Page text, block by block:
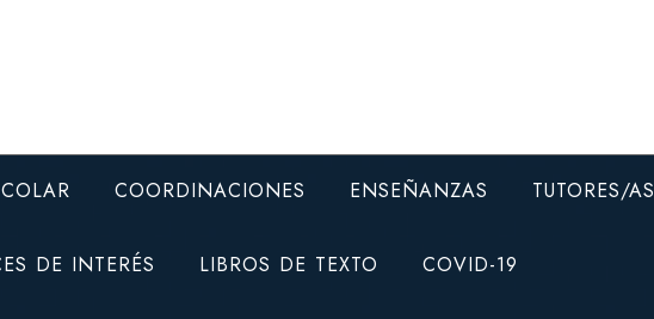
COORDINACIONES ENSEÑANZAS TUTORES/AS
DE INTERÉS LIBROS DE TEXTO COVID-19